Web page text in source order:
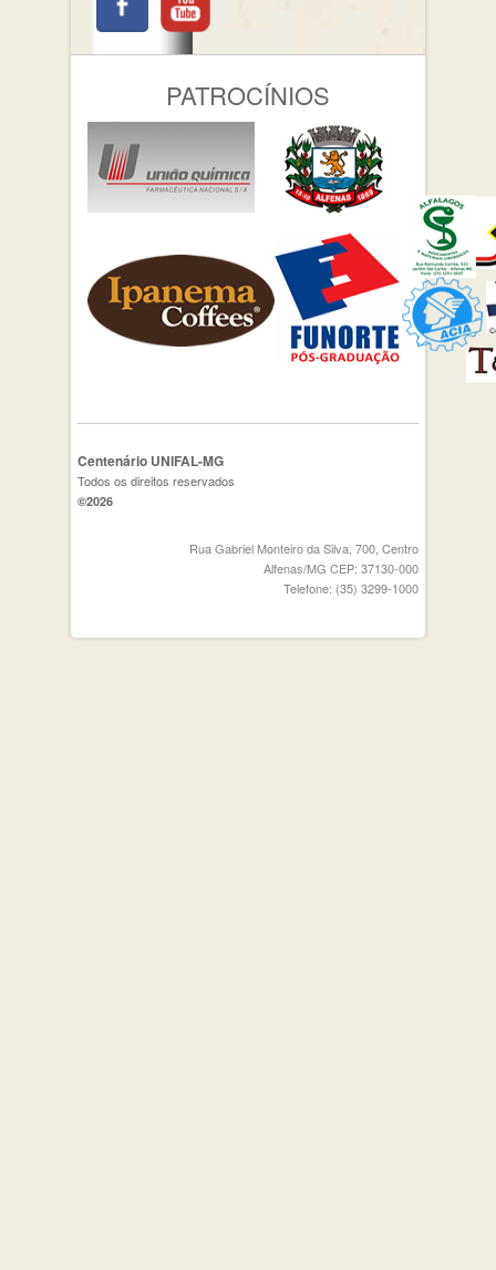
PATROCÍNIOS
Centenário UNIFAL-MG
Todos os direitos reservados
©2026
Rua Gabriel Monteiro da Silva, 700, Centro
Alfenas/MG CEP: 37130-000
Telefone: (35) 3299-1000